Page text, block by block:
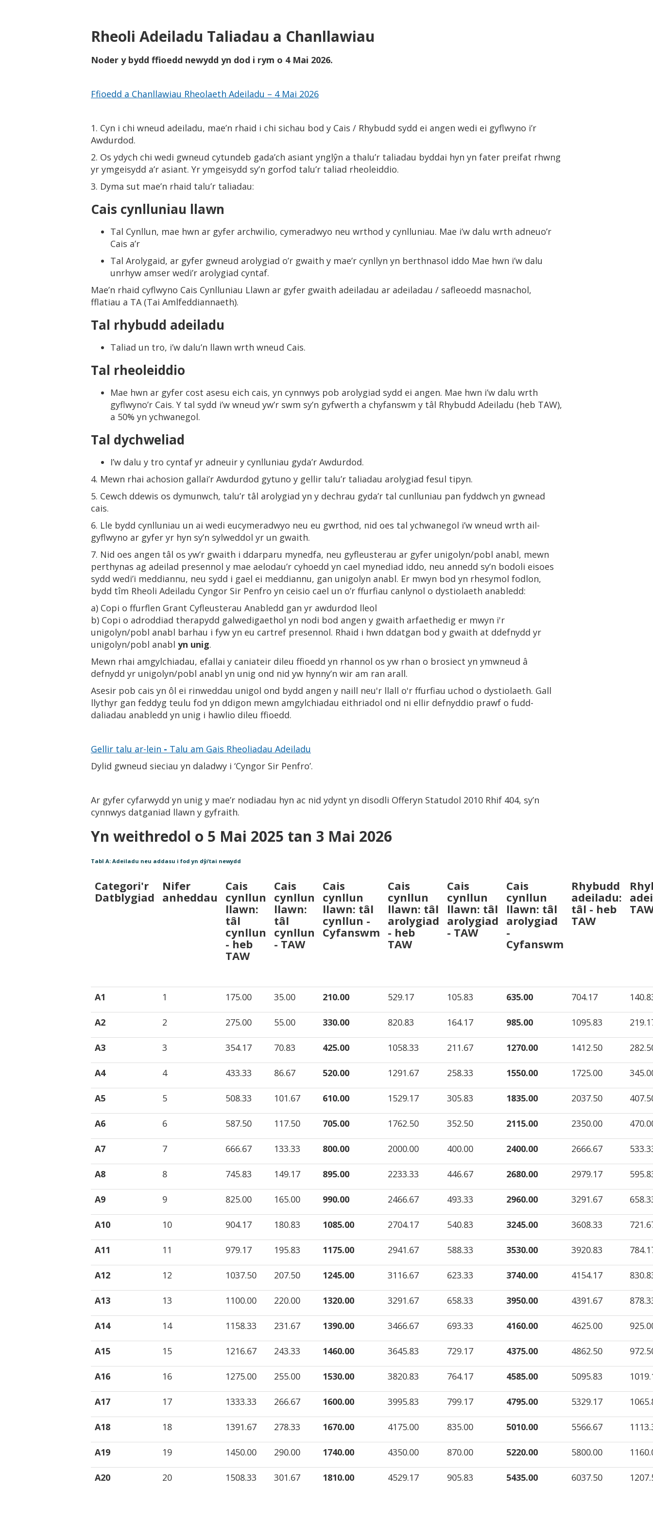
Rheoli Adeiladu Taliadau a Chanllawiau
Noder y bydd ffioedd newydd yn dod i rym o 4 Mai 2026.
Ffioedd a Chanllawiau Rheolaeth Adeiladu – 4 Mai 2026
1. Cyn i chi wneud adeiladu, mae’n rhaid i chi sichau bod y Cais / Rhybudd sydd ei angen wedi ei gyflwyno i’r
Awdurdod.
2. Os ydych chi wedi gwneud cytundeb gada’ch asiant ynglŷn a thalu’r taliadau byddai hyn yn fater preifat rhwng
yr ymgeisydd a’r asiant. Yr ymgeisydd sy’n gorfod talu’r taliad rheoleiddio.
3. Dyma sut mae’n rhaid talu’r taliadau:
Cais cynlluniau llawn
Tal Cynllun, mae hwn ar gyfer archwilio, cymeradwyo neu wrthod y cynlluniau. Mae i’w dalu wrth adneuo’r
Cais a’r
Tal Arolygaid, ar gyfer gwneud arolygiad o’r gwaith y mae’r cynllyn yn berthnasol iddo Mae hwn i’w dalu
unrhyw amser wedi’r arolygiad cyntaf.
Mae’n rhaid cyflwyno Cais Cynlluniau Llawn ar gyfer gwaith adeiladau ar adeiladau / safleoedd masnachol,
fflatiau a TA (Tai Amlfeddiannaeth).
Tal rhybudd adeiladu
Taliad un tro, i’w dalu’n llawn wrth wneud Cais.
Tal rheoleiddio
Mae hwn ar gyfer cost asesu eich cais, yn cynnwys pob arolygiad sydd ei angen. Mae hwn i’w dalu wrth
gyflwyno’r Cais. Y tal sydd i’w wneud yw’r swm sy’n gyfwerth a chyfanswm y tâl Rhybudd Adeiladu (heb TAW),
a 50% yn ychwanegol.
Tal dychweliad
I’w dalu y tro cyntaf yr adneuir y cynlluniau gyda’r Awdurdod.
4. Mewn rhai achosion gallai’r Awdurdod gytuno y gellir talu’r taliadau arolygiad fesul tipyn.
5. Cewch ddewis os dymunwch, talu’r tâl arolygiad yn y dechrau gyda’r tal cunlluniau pan fyddwch yn gwnead
cais.
6. Lle bydd cynlluniau un ai wedi eucymeradwyo neu eu gwrthod, nid oes tal ychwanegol i’w wneud wrth ail-
gyflwyno ar gyfer yr hyn sy’n sylweddol yr un gwaith.
7. Nid oes angen tâl os yw’r gwaith i ddarparu mynedfa, neu gyfleusterau ar gyfer unigolyn/pobl anabl, mewn
perthynas ag adeilad presennol y mae aelodau’r cyhoedd yn cael mynediad iddo, neu annedd sy’n bodoli eisoes
sydd wedi’i meddiannu, neu sydd i gael ei meddiannu, gan unigolyn anabl. Er mwyn bod yn rhesymol fodlon,
bydd tîm Rheoli Adeiladu Cyngor Sir Penfro yn ceisio cael un o’r ffurfiau canlynol o dystiolaeth anabledd:
a) Copi o ffurflen Grant Cyfleusterau Anabledd gan yr awdurdod lleol
b) Copi o adroddiad therapydd galwedigaethol yn nodi bod angen y gwaith arfaethedig er mwyn i'r
unigolyn/pobl anabl barhau i fyw yn eu cartref presennol. Rhaid i hwn ddatgan bod y gwaith at ddefnydd yr
unigolyn/pobl anabl yn unig.
Mewn rhai amgylchiadau, efallai y caniateir dileu ffioedd yn rhannol os yw rhan o brosiect yn ymwneud â
defnydd yr unigolyn/pobl anabl yn unig ond nid yw hynny’n wir am ran arall.
Asesir pob cais yn ôl ei rinweddau unigol ond bydd angen y naill neu'r llall o'r ffurfiau uchod o dystiolaeth. Gall
llythyr gan feddyg teulu fod yn ddigon mewn amgylchiadau eithriadol ond ni ellir defnyddio prawf o fudd-
daliadau anabledd yn unig i hawlio dileu ffioedd.
Gellir talu ar-lein - Talu am Gais Rheoliadau Adeiladu
Dylid gwneud sieciau yn daladwy i ‘Cyngor Sir Penfro’.
Ar gyfer cyfarwydd yn unig y mae’r nodiadau hyn ac nid ydynt yn disodli Offeryn Statudol 2010 Rhif 404, sy’n
cynnwys datganiad llawn y gyfraith.
Yn weithredol o 5 Mai 2025 tan 3 Mai 2026
Tabl A: Adeiladu neu addasu i fod yn dŷ/tai newydd
Categori'r
Datblygiad
Nifer
anheddau
Cais
cynllun
llawn:
tâl
cynllun
- heb
TAW
Cais
cynllun
llawn:
tâl
cynllun
- TAW
Cais
cynllun
llawn: tâl
cynllun -
Cyfanswm
Cais
cynllun
llawn: tâl
arolygiad
- heb
TAW
Cais
cynllun
llawn: tâl
arolygiad
- TAW
Cais
cynllun
llawn: tâl
arolygiad
-
Cyfanswm
Rhybudd
adeiladu:
tâl - heb
TAW
A1 1 175.00 35.00 210.00 529.17 105.83 635.00 704.17
A2 2 275.00 55.00 330.00 820.83 164.17 985.00 1095.83
A3 3 354.17 70.83 425.00 1058.33 211.67 1270.00 1412.50
A4 4 433.33 86.67 520.00 1291.67 258.33 1550.00 1725.00
A5 5 508.33 101.67 610.00 1529.17 305.83 1835.00 2037.50
A6 6 587.50 117.50 705.00 1762.50 352.50 2115.00 2350.00
A7 7 666.67 133.33 800.00 2000.00 400.00 2400.00 2666.67
A8 8 745.83 149.17 895.00 2233.33 446.67 2680.00 2979.17
A9 9 825.00 165.00 990.00 2466.67 493.33 2960.00 3291.67
A10 10 904.17 180.83 1085.00 2704.17 540.83 3245.00 3608.33
A11 11 979.17 195.83 1175.00 2941.67 588.33 3530.00 3920.83
A12 12 1037.50 207.50 1245.00 3116.67 623.33 3740.00 4154.17
A13 13 1100.00 220.00 1320.00 3291.67 658.33 3950.00 4391.67
A14 14 1158.33 231.67 1390.00 3466.67 693.33 4160.00 4625.00
A15 15 1216.67 243.33 1460.00 3645.83 729.17 4375.00 4862.50
A16 16 1275.00 255.00 1530.00 3820.83 764.17 4585.00 5095.83
A17 17 1333.33 266.67 1600.00 3995.83 799.17 4795.00 5329.17
A18 18 1391.67 278.33 1670.00 4175.00 835.00 5010.00 5566.67
A19 19 1450.00 290.00 1740.00 4350.00 870.00 5220.00 5800.00
A20 20 1508.33 301.67 1810.00 4529.17 905.83 5435.00 6037.50